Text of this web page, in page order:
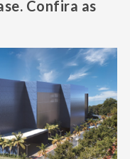
Confira as